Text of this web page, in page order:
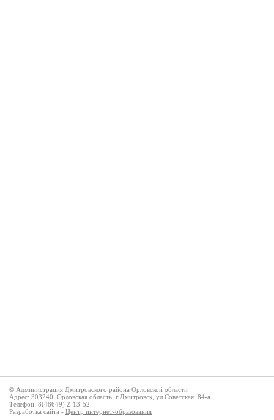
© Администрация Дмитровского района Орловской области
Адрес: 303240, Орловская область, г.Дмитровск, ул.Советская. 84-а
Телефон: 8(48649) 2-13-52
Разработка сайта - Центр интернет-образования